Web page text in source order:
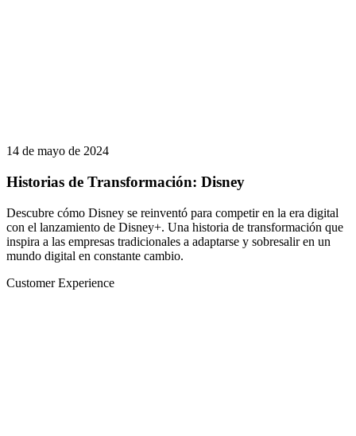
14 de mayo de 2024
Historias de Transformación: Disney
Descubre cómo Disney se reinventó para competir en la era digital
con el lanzamiento de Disney+. Una historia de transformación que
inspira a las empresas tradicionales a adaptarse y sobresalir en un
mundo digital en constante cambio.
Customer Experience